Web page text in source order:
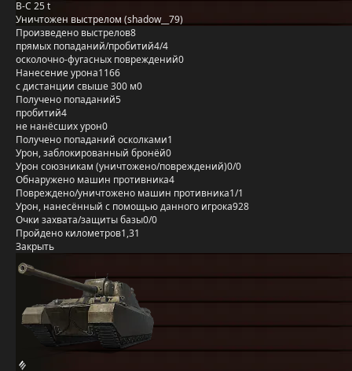
B-C 25 t
Уничтожен выстрелом (shadow__79)
Произведено выстрелов8
прямых попаданий/пробитий4/4
осколочно-фугасных повреждений0
Нанесение урона1166
с дистанции свыше 300 м0
Получено попаданий5
пробитий4
не нанёсших урон0
Получено попаданий осколками1
Урон, заблокированный бронёй0
Урон союзникам (уничтожено/повреждений)0/0
Обнаружено машин противника4
Повреждено/уничтожено машин противника1/1
Урон, нанесённый с помощью данного игрока928
Очки захвата/защиты базы0/0
Пройдено километров1,31
Закрыть